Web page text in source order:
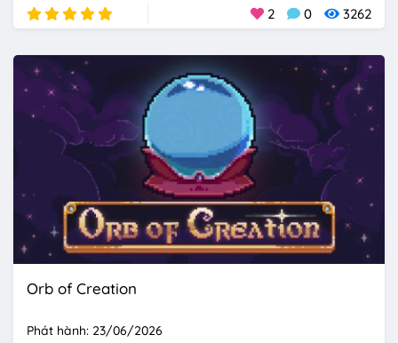
2 0 3262
Orb of Creation
Phát hành: 23/06/2026